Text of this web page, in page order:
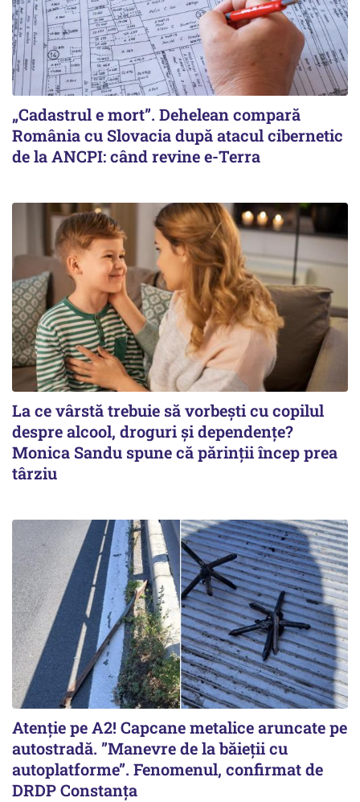
„Cadastrul e mort”. Dehelean compară
România cu Slovacia după atacul cibernetic
de la ANCPI: când revine e-Terra
La ce vârstă trebuie să vorbești cu copilul
despre alcool, droguri și dependențe?
Monica Sandu spune că părinții încep prea
târziu
Atenție pe A2! Capcane metalice aruncate pe
autostradă. ”Manevre de la băieții cu
autoplatforme”. Fenomenul, confirmat de
DRDP Constanța